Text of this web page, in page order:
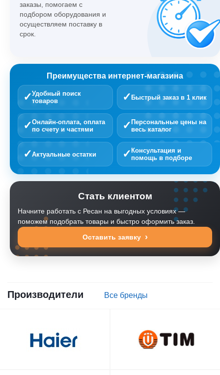
заказы, помогаем с
подбором оборудования и
осуществляем поставку в
срок.
Преимущества интернет-магазина
✓Удобный поиск
товаров
✓Быстрый заказ в 1 клик
✓Онлайн-оплата, оплата
по счету и частями
✓ Персональные цены на
весь каталог
✓Актуальные остатки ✓ Консультация и
помощь в подборе
Стать клиентом
Начните работать с Ресан на выгодных условиях —
поможем подобрать товары и быстро оформить заказ.
Оставить заявку
Производители Все бренды